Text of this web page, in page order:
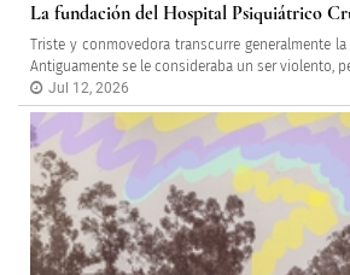
La fundación del Hospital Psiquiátrico
Triste y conmovedora transcurre generalmente
Antiguamente se le consideraba un ser violento,
Jul 12, 2026